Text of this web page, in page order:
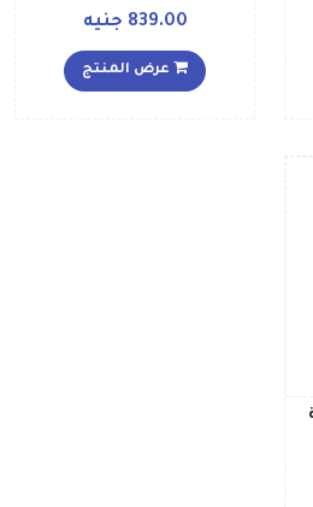
لون أسود أحمر
839.00 جنيه
عرض المنتج